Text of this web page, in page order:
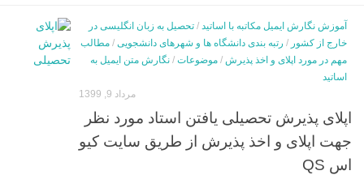
آموزش نگارش ایمیل مکاتبه با اساتید / تحصیل به زبان انگلیسی در
خارج از کشور / رتبه بندی دانشگاه ها و شهرهای دانشجویی / مطالب
مهم در مورد اپلای و اخذ پذیرش / موضوعات / نگارش متن ایمیل به
اساتید
مرداد 9, 1399
اپلای پذیرش تحصیلی یافتن استاد مورد نظر
جهت اپلای و اخذ پذیرش از طریق سایت کیو
اس QS